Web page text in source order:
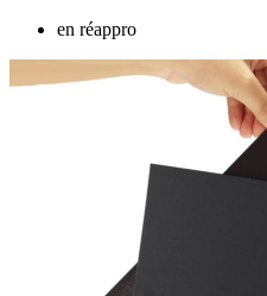
en réappro